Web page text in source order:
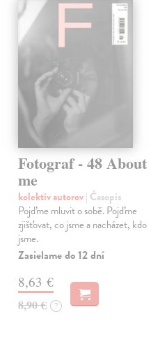
Fotograf - 48 About
me
kolektív autorov| Časopis
Pojďme mluvit o sobě. Pojďme
zjišťovat, co jsme a nacházet, kdo
jsme.
Zasielame do 12 dní
8,63 €
8,90 € ?